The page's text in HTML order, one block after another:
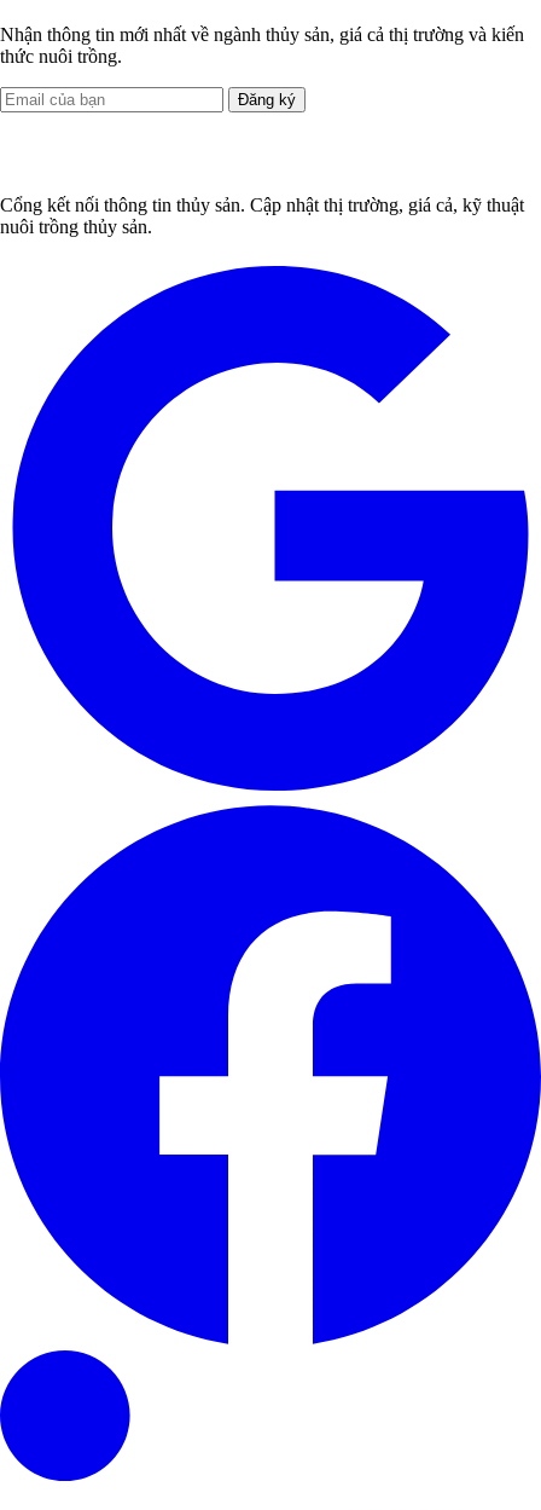
Nhận thông tin mới nhất về ngành thủy sản, giá cả thị trường và kiến
thức nuôi trồng.
Đăng ký
Cổng kết nối thông tin thủy sản. Cập nhật thị trường, giá cả, kỹ thuật
nuôi trồng thủy sản.